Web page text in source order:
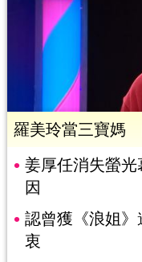
羅美玲當三寶媽
姜厚任消失螢
因
認曾獲《浪姐
衷